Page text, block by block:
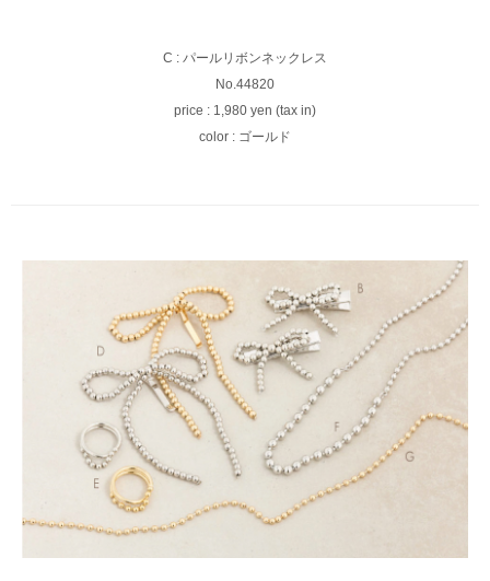
C : パールリボンネックレス
No.44820
price : 1,980 yen (tax in)
color : ゴールド